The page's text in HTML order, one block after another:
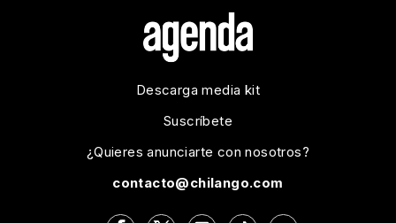
Descarga media kit
Suscríbete
¿Quieres anunciarte con nosotros?
contacto@chilango.com